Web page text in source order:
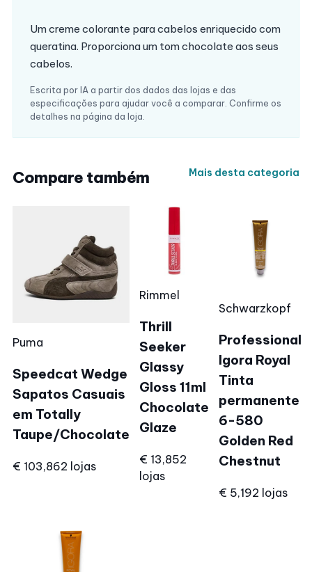
Um creme colorante para cabelos enriquecido com
queratina. Proporciona um tom chocolate aos seus
cabelos.
Escrita por IA a partir dos dados das lojas e das
especificações para ajudar você a comparar. Confirme os
detalhes na página da loja.
Compare também Mais desta categoria
Puma
Speedcat Wedge
Sapatos Casuais
em Totally
Taupe/Chocolate
€ 103,862 lojas
Rimmel
Thrill
Seeker
Glassy
Gloss 11ml
Chocolate
Glaze
€ 13,852
lojas
Schwarzkopf
Professional
Igora Royal
Tinta
permanente
6-580
Golden Red
Chestnut
€ 5,192 lojas